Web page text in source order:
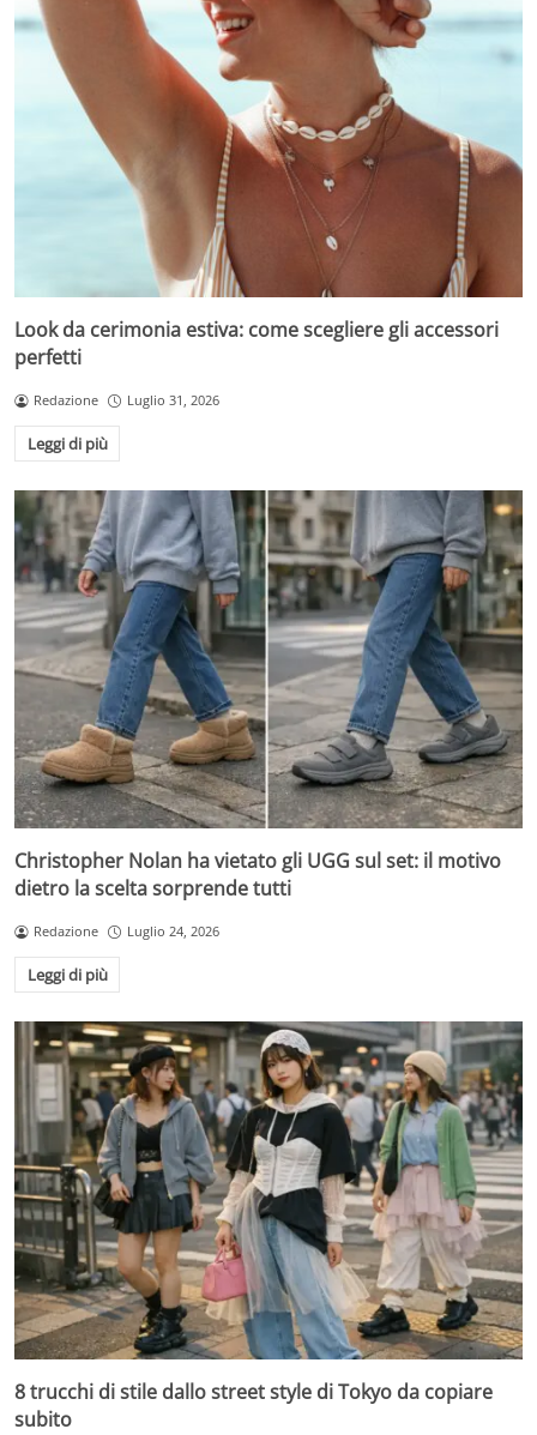
Look da cerimonia estiva: come scegliere gli accessori
perfetti
Redazione Luglio 31, 2026
Leggi di più
Christopher Nolan ha vietato gli UGG sul set: il motivo
dietro la scelta sorprende tutti
Redazione Luglio 24, 2026
Leggi di più
8 trucchi di stile dallo street style di Tokyo da copiare
subito